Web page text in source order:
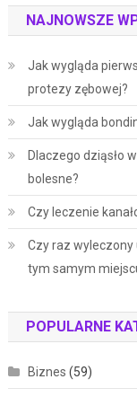
NAJNOWSZE
Jak wygląda
protezy zębowej?
Jak wygląda
Dlaczego dziąsło
bolesne?
Czy leczenie
Czy raz wyleczony
tym samym
POPULARNE
Biznes (59)